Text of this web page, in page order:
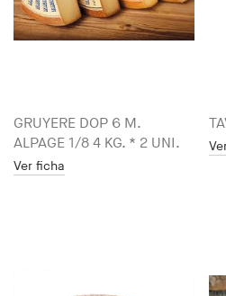
GRUYERE DOP 6 M.
ALPAGE 1/8 4 KG. * 2 UNI.
Ver ficha